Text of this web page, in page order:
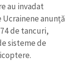
au invadat
anunță
de tancuri,
sisteme de